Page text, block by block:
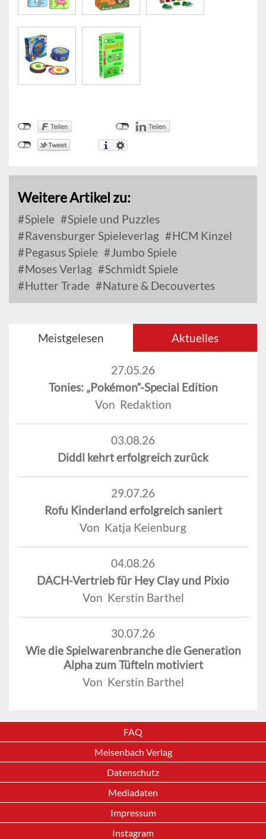
Weitere Artikel zu:
Spiele
Spiele und Puzzles
Ravensburger Spieleverlag
HCM Kinzel
Pegasus Spiele
Jumbo Spiele
Moses Verlag
Schmidt Spiele
Hutter Trade
Nature & Decouvertes
Meistgelesen Aktuelles
27.05.26
Tonies: „Pokémon“-Special Edition
Von Redaktion
03.08.26
Diddl kehrt erfolgreich zurück
29.07.26
Rofu Kinderland erfolgreich saniert
Von Katja Keienburg
04.08.26
DACH-Vertrieb für Hey Clay und Pixio
Von Kerstin Barthel
30.07.26
Wie die Spielwarenbranche die Generation
Alpha zum Tüfteln motiviert
Von Kerstin Barthel
FAQ
Meisenbach Verlag
Datenschutz
Mediadaten
Impressum
Instagram